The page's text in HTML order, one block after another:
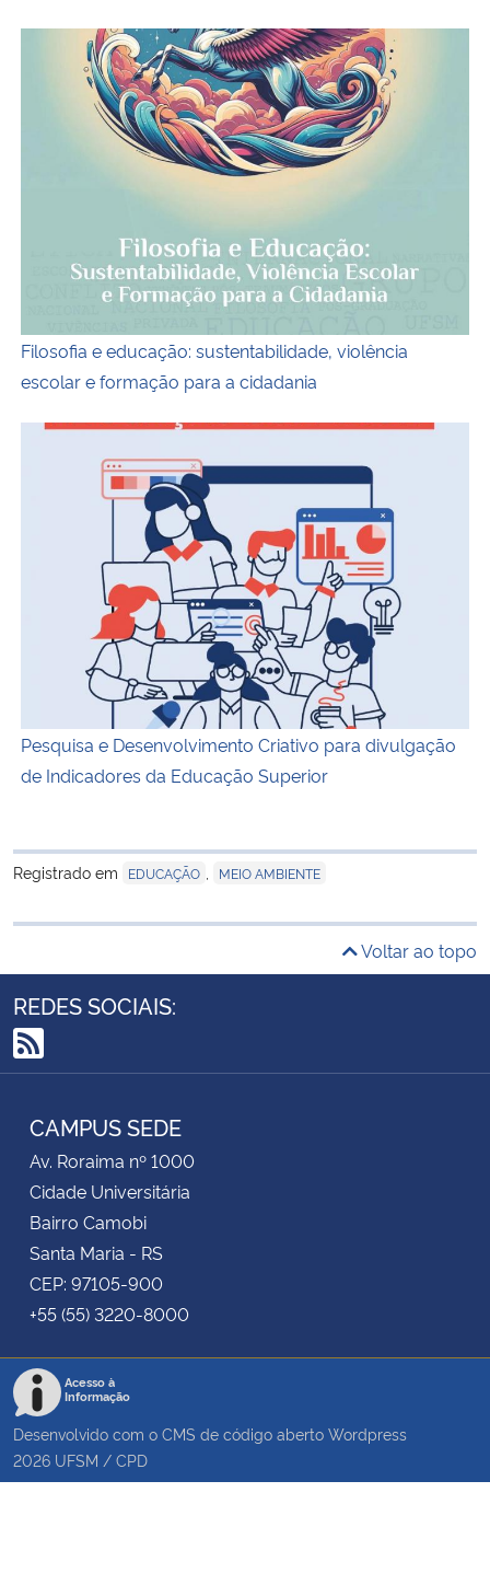
Capa do ebook Filosofia e Educação
Filosofia e educação: sustentabilidade, violência
escolar e formação para a cidadania
Capa do livro Pesquisa e Desenvolvimento Criativo
Pesquisa e Desenvolvimento Criativo para divulgação
de Indicadores da Educação Superior
Registrado em EDUCAÇÃO MEIO AMBIENTE
Voltar ao topo
REDES SOCIAIS:
RSS
CAMPUS SEDE
Av. Roraima nº 1000
Cidade Universitária
Bairro Camobi
Santa Maria - RS
CEP: 97105-900
+55 (55) 3220-8000
Acesso à
Informação
Desenvolvido com o CMS de código aberto Wordpress
2026 UFSM / CPD